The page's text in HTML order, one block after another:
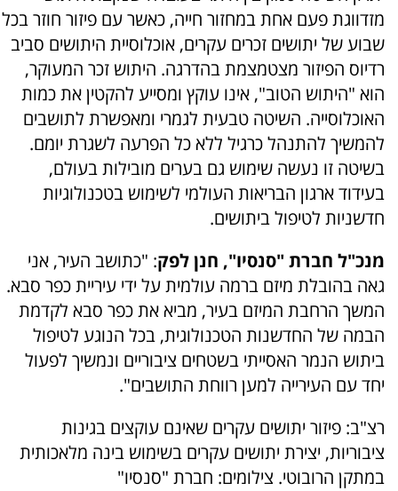
מזדווגת פעם אחת במחזור חייה, כאשר עם פיזור חוזר בכל
שבוע של יתושים זכרים עקרים, אוכלוסיית היתושים סביב
רדיוס הפיזור מצטמצמת בהדרגה. היתוש זכר המעוקר,
הוא "היתוש הטוב", אינו עוקץ ומסייע להקטין את כמות
האוכלוסייה. השיטה טבעית לגמרי ומאפשרת לתושבים
להמשיך להתנהל כרגיל ללא כל הפרעה לשגרת יומם.
בשיטה זו נעשה שימוש גם בערים מובילות בעולם,
בעידוד ארגון הבריאות העולמי לשימוש בטכנולוגיות
חדשניות לטיפול ביתושים.
מנכ"ל חברת "סנסיו", חנן לפק: "כתושב העיר, אני
גאה בהובלת מיזם ברמה עולמית על ידי עיריית כפר סבא.
המשך הרחבת המיזם בעיר, מביא את כפר סבא לקדמת
הבמה של החדשנות הטכנולוגית, בכל הנוגע לטיפול
ביתוש הנמר האסייתי בשטחים ציבוריים ונמשיך לפעול
יחד עם העירייה למען רווחת התושבים".
רצ"ב: פיזור יתושים עקרים שאינם עוקצים בגינות
ציבוריות, יצירת יתושים עקרים בשימוש בינה מלאכותית
במתקן הרובוטי. צילומים: חברת "סנסיו"